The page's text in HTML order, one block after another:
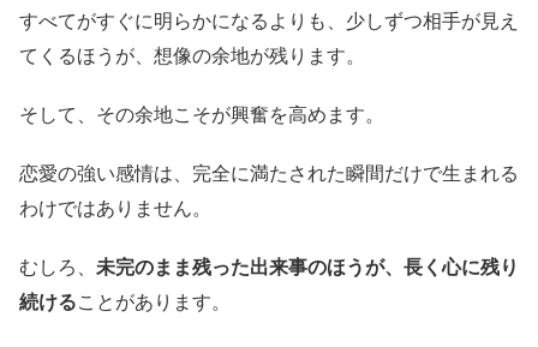
すべてがすぐに明らかになるよりも、少しずつ相手が見え
てくるほうが、想像の余地が残ります。
そして、その余地こそが興奮を高めます。
恋愛の強い感情は、完全に満たされた瞬間だけで生まれる
わけではありません。
むしろ、 未完のまま残った出来事のほうが、長く心に残り
続けることがあります。